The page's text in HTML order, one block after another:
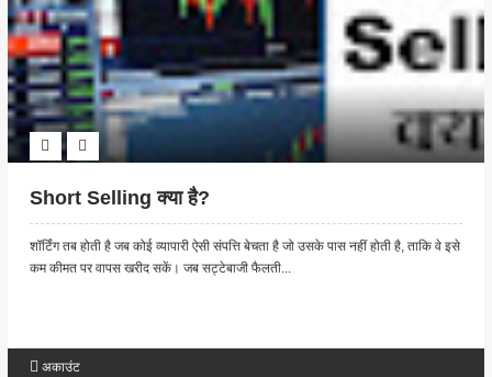
Short Selling क्या है?
शॉर्टिंग तब होती है जब कोई व्यापारी ऐसी संपत्ति बेचता है जो उसके पास नहीं होती है, ताकि वे इसे
कम कीमत पर वापस खरीद सकें। जब सट्टेबाजी फैलती...
अकाउंट